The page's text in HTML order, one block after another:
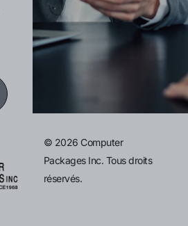
© 2026 Computer
Packages Inc. Tous droits
réservés.